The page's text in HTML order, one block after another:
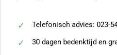
Telefonisch advies: 023-
30 dagen bedenktijd en